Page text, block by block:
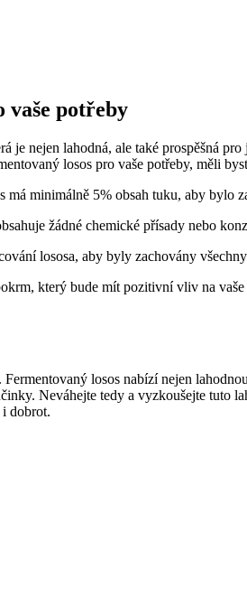
vaše potřeby
nejen lahodná, ale také prospěšná
losos pro vaše potřeby, měli
minimálně 5% obsah tuku, aby bylo
žádné chemické přísady nebo
lososa, aby byly zachovány
který bude mít pozitivní vliv na
losos nabízí nejen
Neváhejte tedy a vyzkoušejte
dobrot.